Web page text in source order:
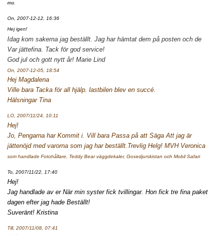
ena.
On, 2007-12-12, 16:36
Hej igen!
Idag kom sakerna jag beställt. Jag har hämtat dem på posten och de
Var jättefina. Tack för god service!
God jul och gott nytt år! Marie Lind
On, 2007-12-05, 18:54
Hej Magdalena
Ville bara Tacka för all hjälp. lastbilen blev en succé.
Hälsningar Tina
LO, 2007/11/24, 10:11
Hej!
Jo, Pengarna har Kommit i. Vill bara Passa på att Säga Att jag är
jättenöjd med varorna som jag har beställt.Trevlig Helg! MVH Veronica
som handlade Fotohållare, Teddy Bear väggdekaler, Gosedjurskistan och Mobil Safari
To, 2007/11/22, 17:40
Hej!
Jag handlade av er När min syster fick tvillingar. Hon fick tre fina paket
dagen efter jag hade Beställt!
Suveränt! Kristina
Till, 2007/11/08, 07:41